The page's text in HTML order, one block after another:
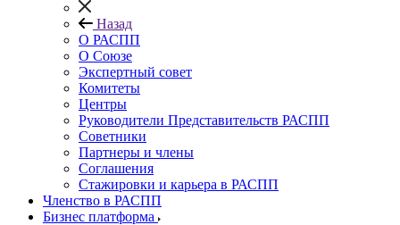
Назад
О РАСПП
О Союзе
Экспертный совет
Комитеты
Центры
Руководители Представительств РАСПП
Советники
Партнеры и члены
Соглашения
Стажировки и карьера в РАСПП
Членство в РАСПП
Бизнес платформа